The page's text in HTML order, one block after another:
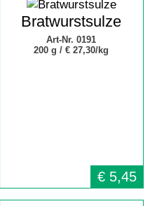
Bratwurstsulze
Art-Nr. 0191
200 g /€ 27,30/kg
€ 5,45